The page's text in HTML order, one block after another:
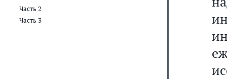
Часть 2
Часть 3